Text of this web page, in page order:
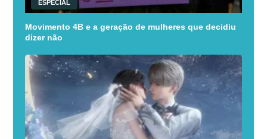
ESPECIAL
Movimento 4B e a geração de mulheres que decidiu
dizer não